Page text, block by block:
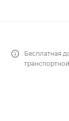
Бесплатная